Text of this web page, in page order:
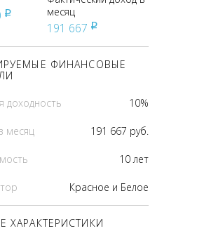
pуб
месяц
191 667 pуб
ФИНАНСОВЫЕ
доходность 10%
месяц 191 667 руб.
10 лет
Красное и Белое
ХАРАКТЕРИСТИКИ